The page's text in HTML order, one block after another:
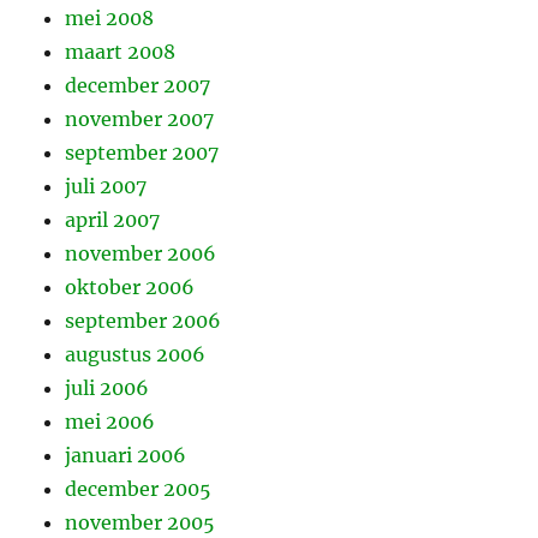
mei 2008
maart 2008
december 2007
november 2007
september 2007
juli 2007
april 2007
november 2006
oktober 2006
september 2006
augustus 2006
juli 2006
mei 2006
januari 2006
december 2005
november 2005